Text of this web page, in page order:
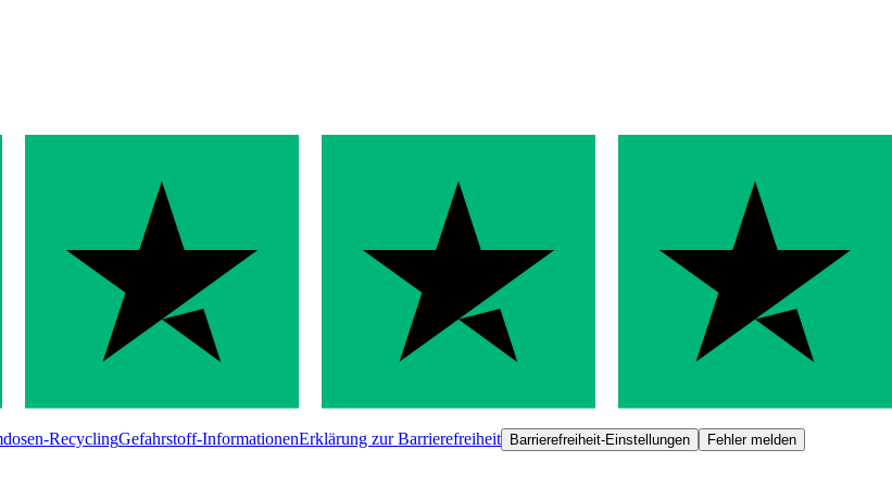
RecyclingGefahrstoff-InformationenErklärung zur Barrierefreiheit Barrierefreiheit-Einstellungen Fehler melden